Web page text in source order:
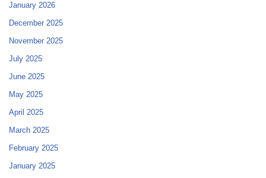
January 2026
December 2025
November 2025
July 2025
June 2025
May 2025
April 2025
March 2025
February 2025
January 2025